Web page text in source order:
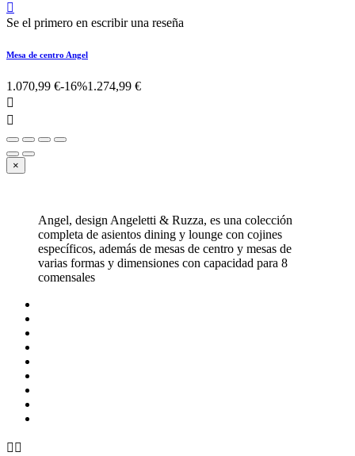

Se el primero en escribir una reseña
Mesa de centro Angel
1.070,99 €-16%1.274,99 €


×
Angel, design Angeletti & Ruzza, es una colección
completa de asientos dining y lounge con cojines
específicos, además de mesas de centro y mesas de
varias formas y dimensiones con capacidad para 8
comensales
 